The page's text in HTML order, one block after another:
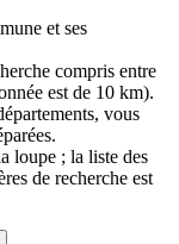
et ses
compris entre
est de 10 km).
vous
loupe ; la liste des
de recherche est